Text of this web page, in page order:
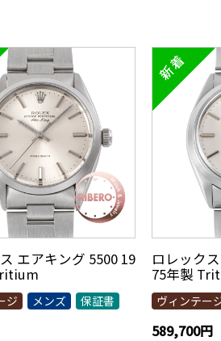
エアキング 5500 19
ジ メンズ
保証書
ロレック
75年製
ヴィンテー
589,700円